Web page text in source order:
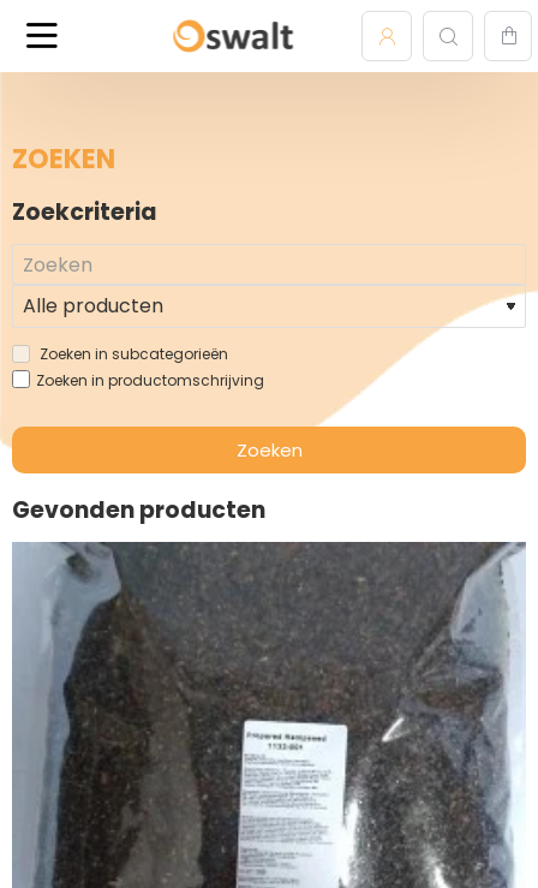
ZOEKEN
Zoekcriteria
Zoeken in subcategorieën
Zoeken in productomschrijving
Zoeken
Gevonden producten